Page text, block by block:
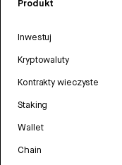
Produkt
Inwestuj
Kryptowaluty
Kontrakty wieczyste
Staking
Wallet
Chain